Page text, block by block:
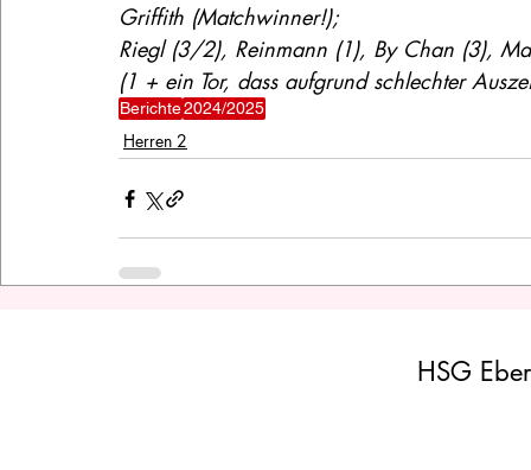
Griffith (Matchwinner!);
Riegl (3/2), Reinmann (1), By Chan (3),
(1 + ein Tor, dass aufgrund schlechter
Berichte2024/2025
Herren 2
HSG